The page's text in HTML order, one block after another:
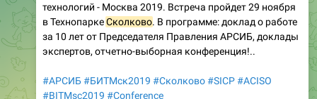
технологий - Москва 2019. Встреча пройдет 29 ноября
в ТехнопаркеСколково. В программе: доклад о работе
за 10 лет от Председателя Правления АРСИБ, доклады
экспертов, отчетно-выборная конференция!..
#АРСИБ#БИТМск2019 #Сколково#SICP#ACISO
#BITMsc2019 #Conference